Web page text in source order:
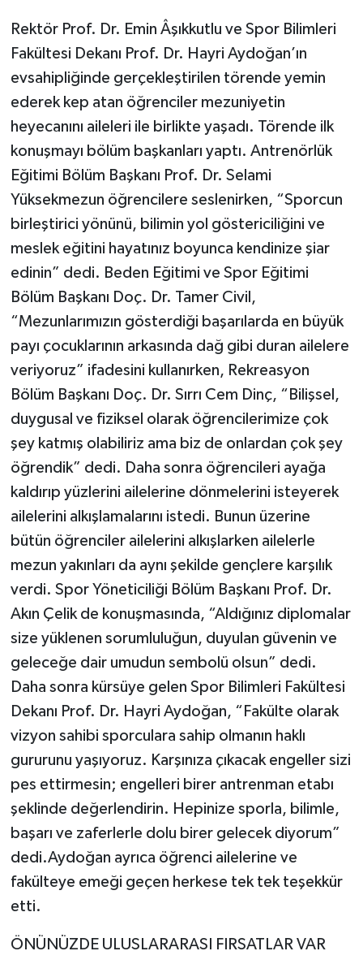
Rektör Prof. Dr. Emin Âşıkkutlu ve Spor Bilimleri
Fakültesi Dekanı Prof. Dr. Hayri Aydoğan’ın
evsahipliğinde gerçekleştirilen törende yemin
ederek kep atan öğrenciler mezuniyetin
heyecanını aileleri ile birlikte yaşadı. Törende ilk
konuşmayı bölüm başkanları yaptı. Antrenörlük
Eğitimi Bölüm Başkanı Prof. Dr. Selami
Yüksekmezun öğrencilere seslenirken, “Sporcun
birleştirici yönünü, bilimin yol göstericiliğini ve
meslek eğitini hayatınız boyunca kendinize şiar
edinin” dedi. Beden Eğitimi ve Spor Eğitimi
Bölüm Başkanı Doç. Dr. Tamer Civil,
“Mezunlarımızın gösterdiği başarılarda en büyük
payı çocuklarının arkasında dağ gibi duran ailelere
veriyoruz” ifadesini kullanırken, Rekreasyon
Bölüm Başkanı Doç. Dr. Sırrı Cem Dinç, “Bilişsel,
duygusal ve fiziksel olarak öğrencilerimize çok
şey katmış olabiliriz ama biz de onlardan çok şey
öğrendik” dedi. Daha sonra öğrencileri ayağa
kaldırıp yüzlerini ailelerine dönmelerini isteyerek
ailelerini alkışlamalarını istedi. Bunun üzerine
bütün öğrenciler ailelerini alkışlarken ailelerle
mezun yakınları da aynı şekilde gençlere karşılık
verdi. Spor Yöneticiliği Bölüm Başkanı Prof. Dr.
Akın Çelik de konuşmasında, “Aldığınız diplomalar
size yüklenen sorumluluğun, duyulan güvenin ve
geleceğe dair umudun sembolü olsun” dedi.
Daha sonra kürsüye gelen Spor Bilimleri Fakültesi
Dekanı Prof. Dr. Hayri Aydoğan, “Fakülte olarak
vizyon sahibi sporculara sahip olmanın haklı
gururunu yaşıyoruz. Karşınıza çıkacak engeller sizi
pes ettirmesin; engelleri birer antrenman etabı
şeklinde değerlendirin. Hepinize sporla, bilimle,
başarı ve zaferlerle dolu birer gelecek diyorum”
dedi.Aydoğan ayrıca öğrenci ailelerine ve
fakülteye emeği geçen herkese tek tek teşekkür
etti.
ÖNÜNÜZDE ULUSLARARASI FIRSATLAR VAR